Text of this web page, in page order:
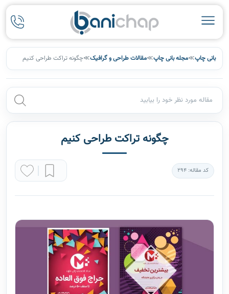
بانی چاپ≫مجله بانی چاپ≫مقالات طراحی و گرافیک≫چگونه تراکت طراحی کنیم
چگونه تراکت طراحی کنیم
کد مقاله: 294